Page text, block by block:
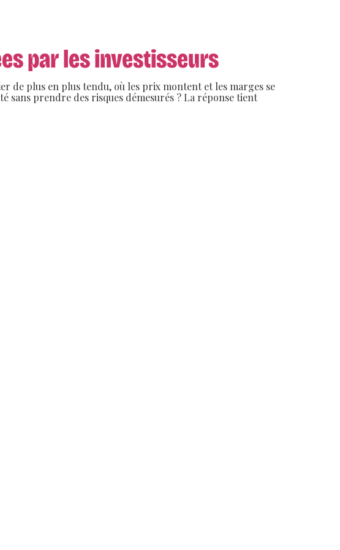
par les investisseurs
de plus en plus tendu, où les prix montent et les marges se
sans prendre des risques démesurés ? La réponse tient